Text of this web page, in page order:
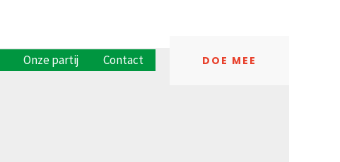
Onze partij Contact DOE MEE